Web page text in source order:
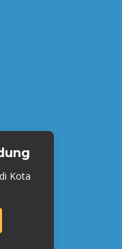
Kota